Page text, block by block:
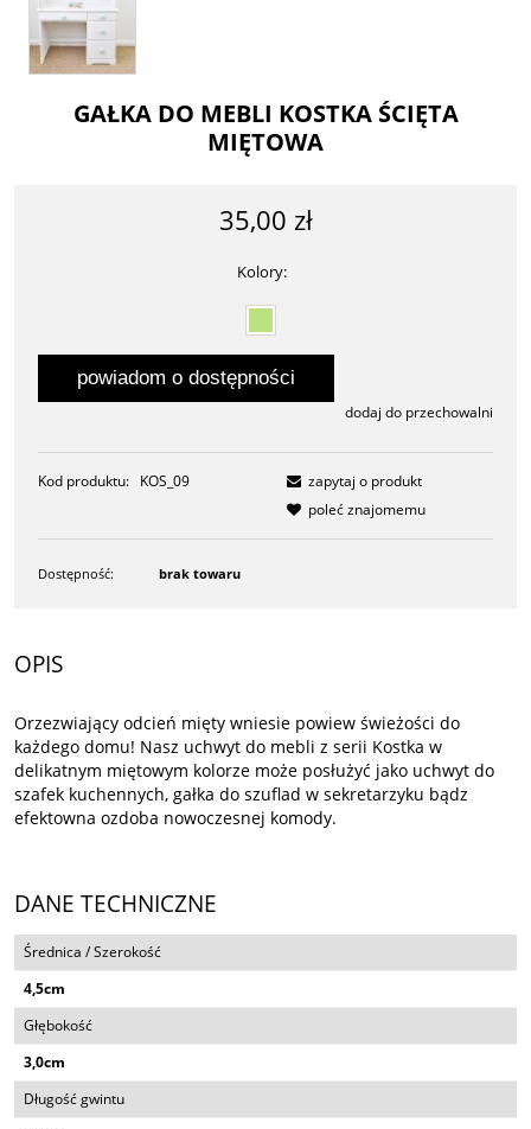
GAŁKA DO MEBLI KOSTKA ŚCIĘTA
MIĘTOWA
35,00 zł
Kolory:
powiadom o dostępności
dodaj do przechowalni
Kod produktu: KOS_09
zapytaj o produkt
poleć znajomemu
Dostępność: brak towaru
OPIS
Orzezwiający odcień mięty wniesie powiew świeżości do
każdego domu! Nasz uchwyt do mebli z serii Kostka w
delikatnym miętowym kolorze może posłużyć jako uchwyt do
szafek kuchennych, gałka do szuflad w sekretarzyku bądz
efektowna ozdoba nowoczesnej komody.
DANE TECHNICZNE
Średnica / Szerokość
4,5cm
Głębokość
3,0cm
Długość gwintu